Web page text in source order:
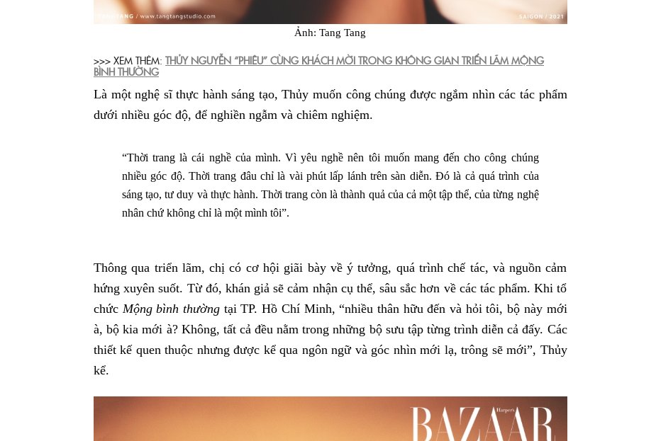
Ảnh: Tang Tang
>>> XEM THÊM: THỦY NGUYỄN “PHIÊU” CÙNG KHÁCH MỜI TRONG KHÔNG GIAN TRIỂN LÃM MỘNG
BÌNH THƯỜNG
Là một nghệ sĩ thực hành sáng tạo, Thủy muốn công chúng được ngắm nhìn các tác phẩm
dưới nhiều góc độ, để nghiền ngẫm và chiêm nghiệm.
“Thời trang là cái nghề của mình. Vì yêu nghề nên tôi muốn mang đến cho công chúng
nhiều góc độ. Thời trang đâu chỉ là vài phút lấp lánh trên sàn diễn. Đó là cả quá trình của
sáng tạo, tư duy và thực hành. Thời trang còn là thành quả của cả một tập thể, của từng nghệ
nhân chứ không chỉ là một mình tôi”.
Thông qua triển lãm, chị có cơ hội giãi bày về ý tưởng, quá trình chế tác, và nguồn cảm
hứng xuyên suốt. Từ đó, khán giả sẽ cảm nhận cụ thể, sâu sắc hơn về các tác phẩm. Khi tổ
chức Mộng bình thường tại TP. Hồ Chí Minh, “nhiều thân hữu đến và hỏi tôi, bộ này mới
à, bộ kia mới à? Không, tất cả đều nằm trong những bộ sưu tập từng trình diễn cả đấy. Các
thiết kế quen thuộc nhưng được kể qua ngôn ngữ và góc nhìn mới lạ, trông sẽ mới”, Thủy
kể.